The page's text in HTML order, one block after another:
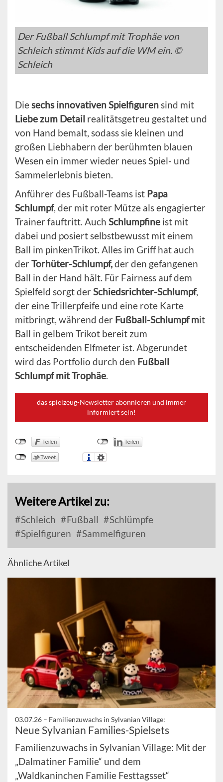
Der Fußball Schlumpf mit Trophäe von
Schleich stimmt Kids auf die WM ein. ©
Schleich
Diesechs innovativen Spielfigurensind mit
Liebe zum Detail realitätsgetreu gestaltet und
von Hand bemalt, sodass sie kleinen und
großen Liebhabern der berühmten blauen
Wesen ein immer wieder neues Spiel- und
Sammelerlebnis bieten.
Anführer des Fußball-Teams ist Papa
Schlumpf, der mit roter Mütze als engagierter
Trainer fauftritt. Auch Schlumpfine ist mit
dabei und posiert selbstbewusst mit einem
Ball im pinkenTrikot. Alles im Griff hat auch
derTorhüter-Schlumpf,derden gefangenen
Ball in der Hand hält. Für Fairness auf dem
Spielfeld sorgt derSchiedsrichter-Schlumpf,
der eine Trillerpfeife und eine rote Karte
mitbringt, während der Fußball-Schlumpf mit
Ball in gelbem Trikot bereit zum
entscheidenden Elfmeter ist. Abgerundet
wird das Portfolio durch den Fußball
Schlumpf mit Trophäe.
das spielzeug-Newsletter abonnieren und immer
informiert sein!
Weitere Artikel zu:
Schleich Fußball
Schlümpfe
Spielfiguren
Sammelfiguren
Ähnliche Artikel
03.07.26 – Familienzuwachs in Sylvanian Village:
Neue Sylvanian Families-Spielsets
Familienzuwachs in Sylvanian Village: Mit der
„Dalmatiner Familie“ und dem
„Waldkaninchen Familie Festtagsset“